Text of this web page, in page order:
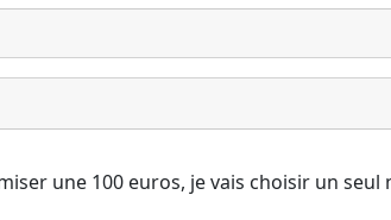
une 100 euros, je vais choisir un seul